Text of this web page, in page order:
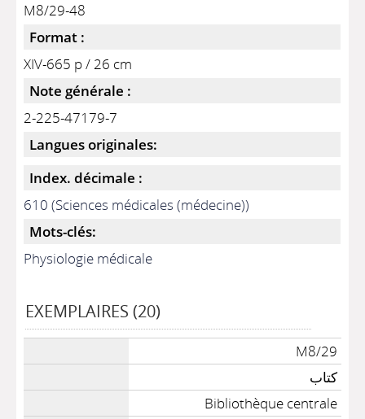
M8/29-48
Format :
XIV-665 p / 26 cm
Note générale :
2-225-47179-7
Langues originales:
Index. décimale :
610 (Sciences médicales (médecine))
Mots-clés:
Physiologie médicale
EXEMPLAIRES (20)
M8/29
كتاب
Bibliothèque centrale